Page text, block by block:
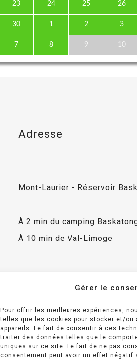
Gérer le
Pour offrir les meilleures expériences,
telles que les cookies pour stocker et/ou
appareils. Le fait de consentir à ces
traiter des données telles que le
uniques sur ce site. Le fait de ne pas
consentement peut avoir un effet
23 24 25 26
30 1 2 3
7 8 9 10
Adresse
Mont-Laurier - Réservoir
À 2 min du camping
À 10 min de Val-Limoge